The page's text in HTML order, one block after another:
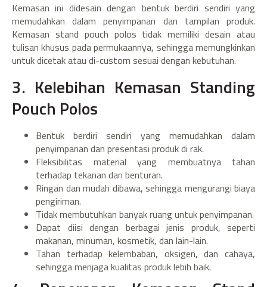
Kemasan ini didesain dengan bentuk berdiri sendiri yang
memudahkan dalam penyimpanan dan tampilan produk.
Kemasan stand pouch polos tidak memiliki desain atau
tulisan khusus pada permukaannya, sehingga memungkinkan
untuk dicetak atau di-custom sesuai dengan kebutuhan.
3. Kelebihan Kemasan Standing
Pouch Polos
Bentuk berdiri sendiri yang memudahkan dalam
penyimpanan dan presentasi produk di rak.
Fleksibilitas material yang membuatnya tahan
terhadap tekanan dan benturan.
Ringan dan mudah dibawa, sehingga mengurangi biaya
pengiriman.
Tidak membutuhkan banyak ruang untuk penyimpanan.
Dapat diisi dengan berbagai jenis produk, seperti
makanan, minuman, kosmetik, dan lain-lain.
Tahan terhadap kelembaban, oksigen, dan cahaya,
sehingga menjaga kualitas produk lebih baik.